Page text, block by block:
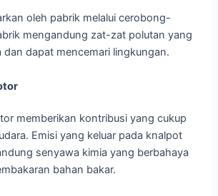
oleh pabrik melalui cerobong-
mengandung zat-zat polutan yang
dan dapat mencemari lingkungan.
memberikan kontribusi yang cukup
Emisi yang keluar pada knalpot
senyawa kimia yang berbahaya
bahan bakar.